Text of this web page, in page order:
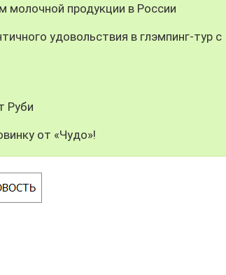
молочной продукции в России
удовольствия в глэмпинг-тур с
Руби
от «Чудо»!